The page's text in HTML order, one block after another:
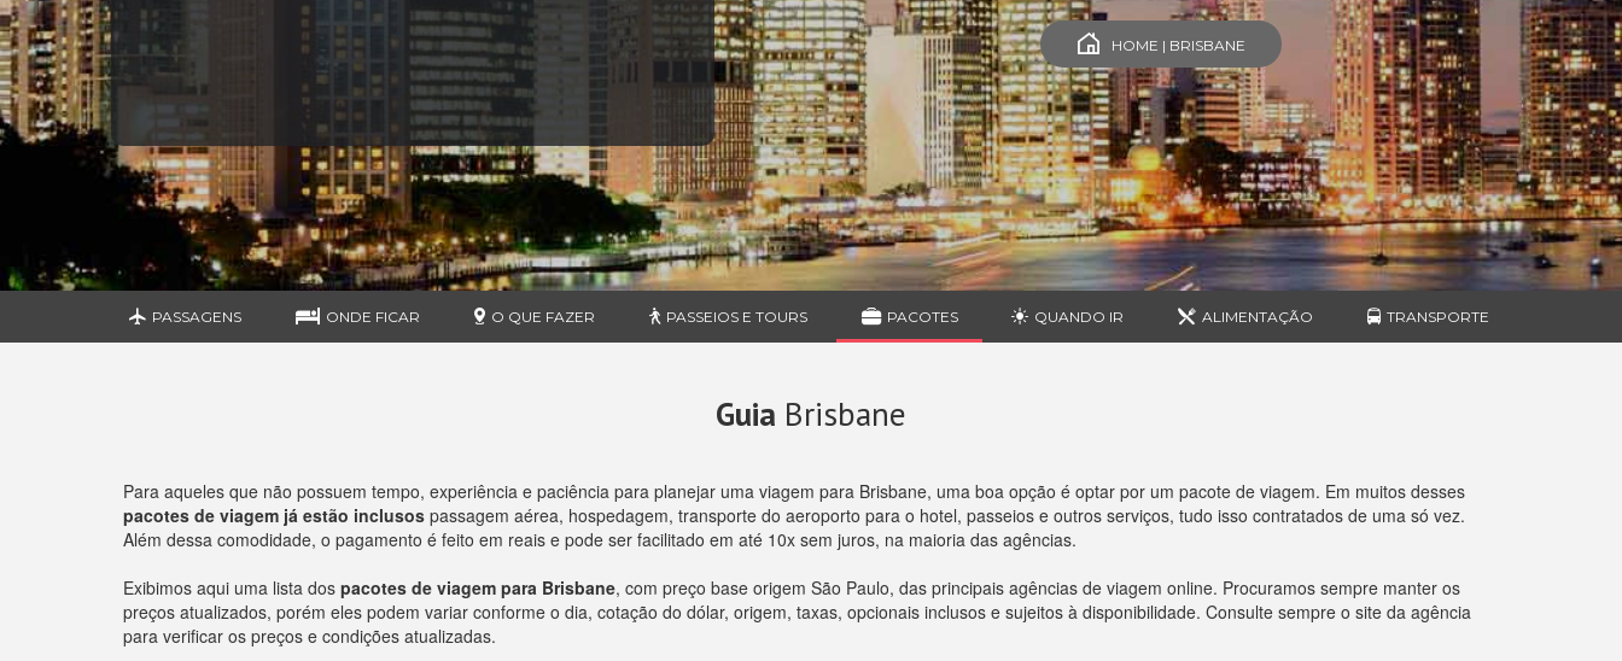
HOME | BRISBANE
PASSAGENS ONDE FICAR O QUE FAZER PASSEIOS E TOURS PACOTES QUANDO IR ALIMENTAÇÃO TRANSPORTE
Guia Brisbane
Para aqueles que não possuem tempo, experiência e paciência para planejar uma viagem para Brisbane, uma boa opção é optar por um pacote de viagem. Em muitos desses
pacotes de viagem já estão inclusos passagem aérea, hospedagem, transporte do aeroporto para o hotel, passeios e outros serviços, tudo isso contratados de uma só vez.
Além dessa comodidade, o pagamento é feito em reais e pode ser facilitado em até 10x sem juros, na maioria das agências.
Exibimos aqui uma lista dos pacotes de viagem para Brisbane, com preço base origem São Paulo, das principais agências de viagem online. Procuramos sempre manter os
preços atualizados, porém eles podem variar conforme o dia, cotação do dólar, origem, taxas, opcionais inclusos e sujeitos à disponibilidade. Consulte sempre o site da agência
para verificar os preços e condições atualizadas.